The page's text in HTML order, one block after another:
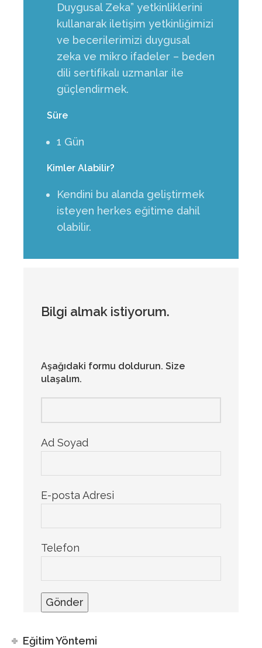
Duygusal Zeka” yetkinliklerini
kullanarak iletişim yetkinliğimizi
ve becerilerimizi duygusal
zeka ve mikro ifadeler – beden
dili sertifikalı uzmanlar ile
güçlendirmek.
Süre
1 Gün
Kimler Alabilir?
Kendini bu alanda geliştirmek
isteyen herkes eğitime dahil
olabilir.
Bilgi almak istiyorum.
Aşağıdaki formu doldurun. Size
ulaşalım.
Ad Soyad
E-posta Adresi
Telefon
Eğitim Yöntemi